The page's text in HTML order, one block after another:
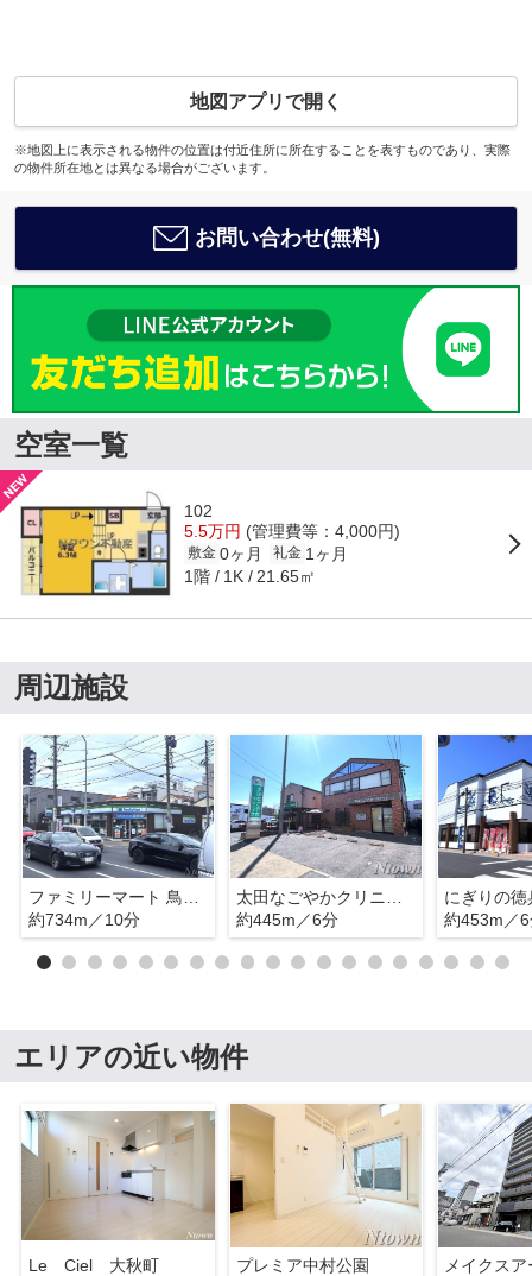
地図アプリで開く
※地図上に表示される物件の位置は付近住所に所在することを表すものであり、実際
の物件所在地とは異なる場合がございます。
お問い合わせ(無料)
空室一覧
102
5.5万円 (管理費等：4,000円)
敷金 0ヶ月 礼金 1ヶ月
1階 1K 21.65㎡
周辺施設
約734m／10分
約445m／6分
約453m／
エリアの近い物件
Le Ciel 大秋町
プレミア中村公園
メイクス